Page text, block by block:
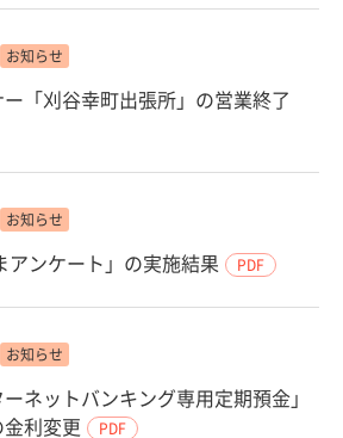
お知らせ
「刈谷幸町出張所」の営業終了
お知らせ
ンケート」の実施結果 PDF
お知らせ
ネットバンキング専用定期預金」
金利変更
PDF